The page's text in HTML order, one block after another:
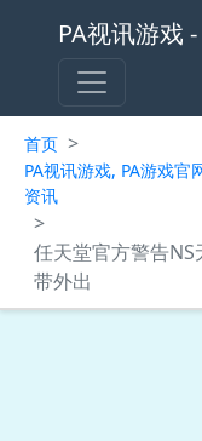
PA视讯游戏
首页 >
PA视讯游戏, PA游戏
资讯
>
任天堂官方警告
带外出